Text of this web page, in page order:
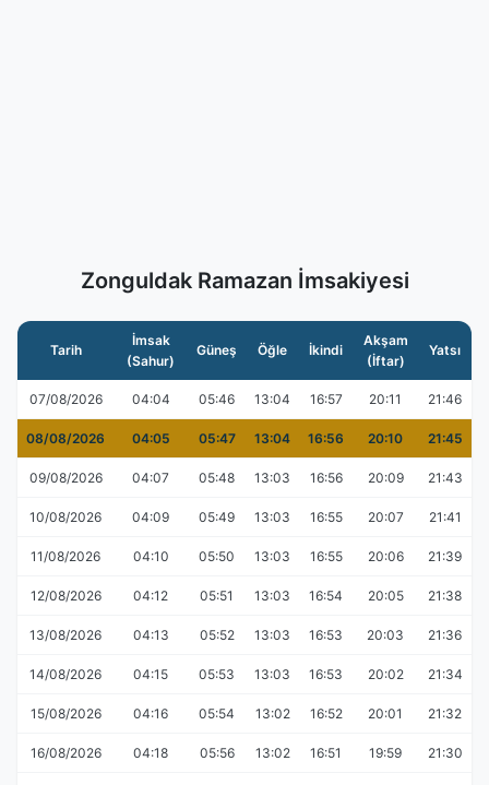
Zonguldak Ramazan İmsakiyesi
Tarih
İmsak
(Sahur)
Güneş Öğle İkindi
Akşam
(İftar)
Yatsı
07/08/2026 04:04 05:46 13:04 16:57 20:11 21:46
08/08/2026 04:05 05:47 13:04 16:56 20:10 21:45
09/08/2026 04:07 05:48 13:03 16:56 20:09 21:43
10/08/2026 04:09 05:49 13:03 16:55 20:07 21:41
11/08/2026 04:10 05:50 13:03 16:55 20:06 21:39
12/08/2026 04:12 05:51 13:03 16:54 20:05 21:38
13/08/2026 04:13 05:52 13:03 16:53 20:03 21:36
14/08/2026 04:15 05:53 13:03 16:53 20:02 21:34
15/08/2026 04:16 05:54 13:02 16:52 20:01 21:32
16/08/2026 04:18 05:56 13:02 16:51 19:59 21:30